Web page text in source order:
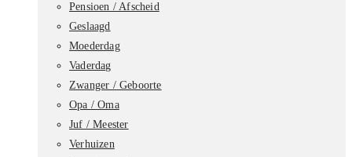
Pensioen / Afscheid
Geslaagd
Moederdag
Vaderdag
Zwanger / Geboorte
Opa / Oma
Juf / Meester
Verhuizen